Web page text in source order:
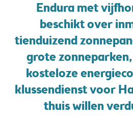
Endura met
beschikt over
tienduizend
grote
kosteloze
klussendienst voor
thuis willen